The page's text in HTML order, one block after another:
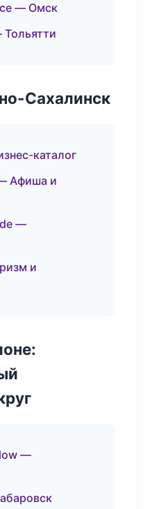
— Омск
Сахалинск
каталог
Афиша и
—
и
—